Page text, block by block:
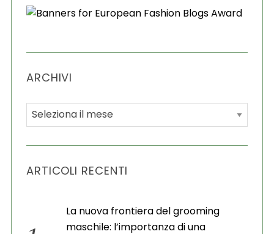
ARCHIVI
A
r
c
iARTICOLI RECENTI
La nuova frontiera del grooming
maschile: l’importanza di una